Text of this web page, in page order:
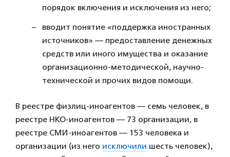
порядок включения и исключения из него;
вводит понятие «поддержка иностранных
источников» — предоставление денежных
средств или иного имущества и оказание
организационно-методической, научно-
технической и прочих видов помощи.
В реестре физлиц-иноагентов — семь человек, в
реестре НКО-иноагентов — 73 организации, в
реестре СМИ-иноагентов — 153 человека и
организации (из него исключили шесть человек),